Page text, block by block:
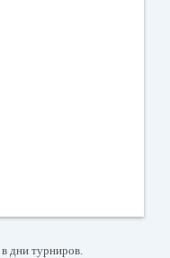
в дни турниров.